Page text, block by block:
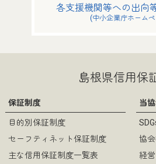
各支援機関等への出向
(中小企業庁ホーム
島根県信用保
保証制度
目的別保証制度
セーフティネット保証制度
主な信用保証制度一覧表
当
協
経